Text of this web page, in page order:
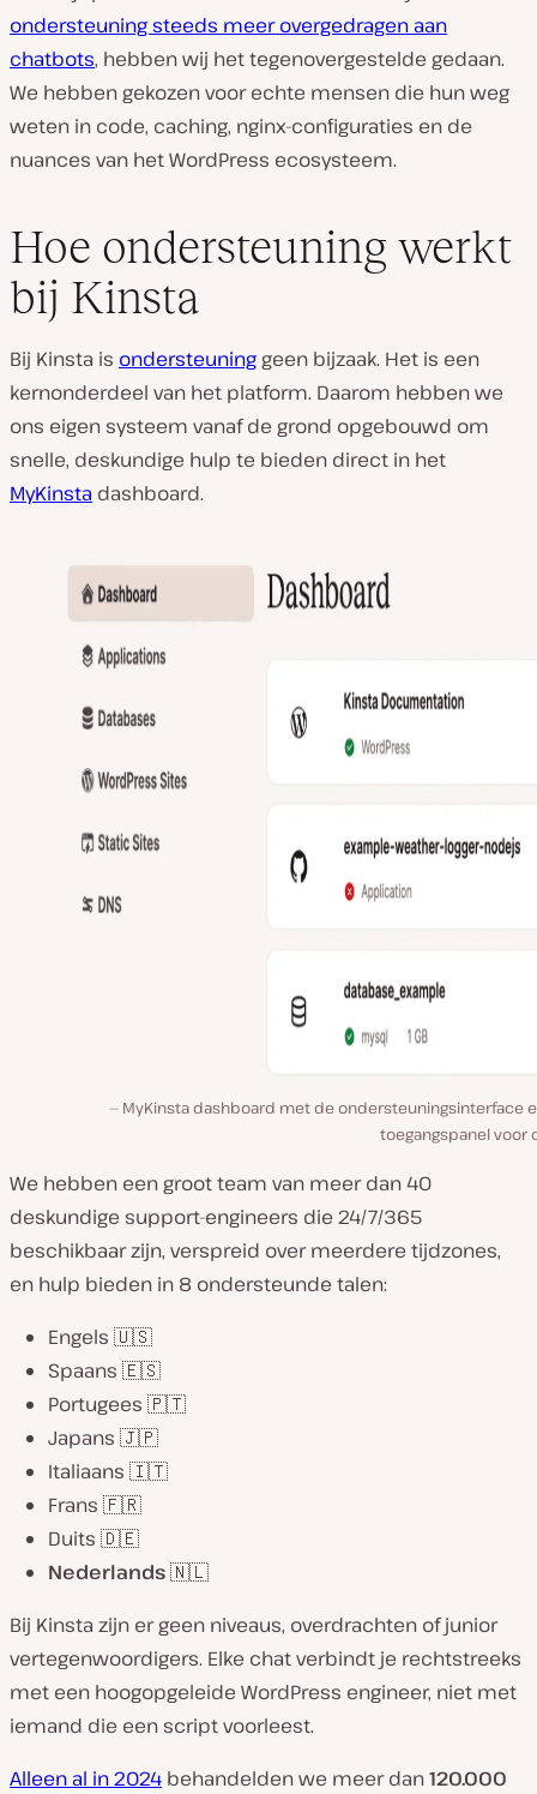
ondersteuning steeds meer overgedragen aan
chatbots, hebben wij het tegenovergestelde gedaan.
We hebben gekozen voor echte mensen die hun weg
weten in code, caching, nginx-configuraties en de
nuances van het WordPress ecosysteem.
Hoe ondersteuning werkt
bij Kinsta
Bij Kinsta is ondersteuning geen bijzaak. Het is een
kernonderdeel van het platform. Daarom hebben we
ons eigen systeem vanaf de grond opgebouwd om
snelle, deskundige hulp te bieden direct in het
MyKinsta dashboard.
MyKinsta dashboard met de ondersteuningsinterface
toegangspanel voor
We hebben een groot team van meer dan 40
deskundige support-engineers die 24/7/365
beschikbaar zijn, verspreid over meerdere tijdzones,
en hulp bieden in 8 ondersteunde talen:
Engels 🇺🇸
Spaans 🇪🇸
Portugees 🇵🇹
Japans 🇯🇵
Italiaans 🇮🇹
Frans 🇫🇷
Duits 🇩🇪
Nederlands🇳🇱
Bij Kinsta zijn er geen niveaus, overdrachten of junior
vertegenwoordigers. Elke chat verbindt je rechtstreeks
met een hoogopgeleide WordPress engineer, niet met
iemand die een script voorleest.
Alleen al in 2024 behandelden we meer dan120.000